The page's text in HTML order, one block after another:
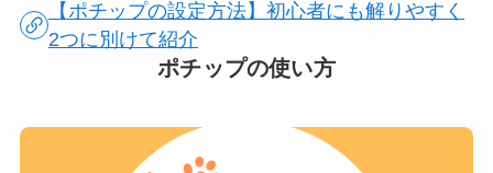
【ポチップの設定方法】初心者にも解りやすく
2つに別けて紹介
ポチップの使い方